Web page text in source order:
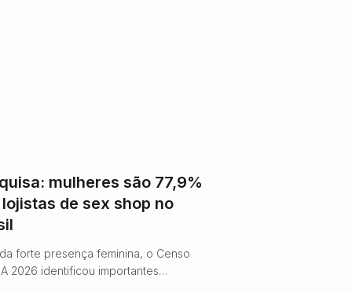
mulheres são 77,9%
de sex shop no
forte presença feminina, o Censo
2026 identificou importantes